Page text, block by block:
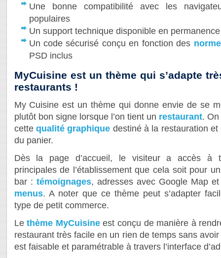
Une bonne compatibilité avec les
populaires
Un support technique disponible en
Un code sécurisé conçu en fonction des
PSD inclus
MyCuisine est un thème qui s’adapte
restaurants !
My Cuisine est un thème qui donne envie de se
plutôt bon signe lorsque l’on tient un restaurant. On
cette qualité graphique destiné à la restauration
du panier.
Dès la page d’accueil, le visiteur a accès à
principales de l’établissement que cela soit pour
bar : témoignages, adresses avec Google Map
menus. A noter que ce thème peut s’adapter
type de petit commerce.
Lethème MyCuisineest conçu de manière à
restaurant très facile en un rien de temps sans
est faisable et paramétrable à travers l’interface